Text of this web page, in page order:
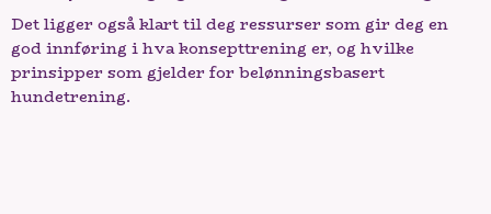
Det ligger også klart til deg ressurser som gir deg en
god innføring i hva konsepttrening er, og hvilke
prinsipper som gjelder for belønningsbasert
hundetrening.